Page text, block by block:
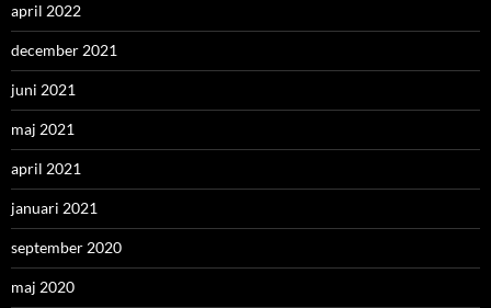
april 2022
december 2021
juni 2021
maj 2021
april 2021
januari 2021
september 2020
maj 2020